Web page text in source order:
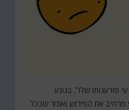
פורענותו שלו". בנוגע
מרחיב את הפירוש ואומר שבכל